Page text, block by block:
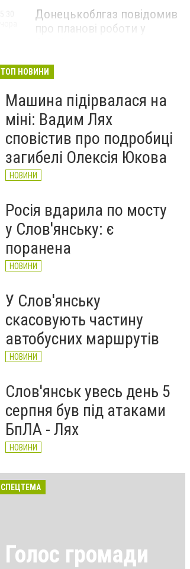
Донецькоблгаз повідомив
про планові роботи у
НОВИНИ
15:30
ТОП НОВИНИ
Машина підірвалася на
міні: Вадим Лях
сповістив про подробиці
загибелі Олексія Юкова
НОВИНИ
Росія вдарила по мосту
у Слов'янську: є
поранена
НОВИНИ
У Слов'янську
скасовують частину
автобусних маршрутів
НОВИНИ
Слов'янськ увесь день 5
серпня був під атаками
БпЛА - Лях
НОВИНИ
СПЕЦТЕМА
Голос громади